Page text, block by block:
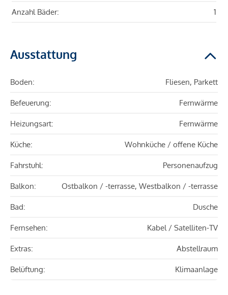
Anzahl Bäder: 1
Ausstattung
Boden: Fliesen, Parkett
Befeuerung: Fernwärme
Heizungsart: Fernwärme
Küche: Wohnküche / offene Küche
Fahrstuhl: Personenaufzug
Balkon: Ostbalkon / -terrasse, Westbalkon / -terrasse
Bad: Dusche
Fernsehen: Kabel / Satelliten-TV
Extras: Abstellraum
Belüftung: Klimaanlage